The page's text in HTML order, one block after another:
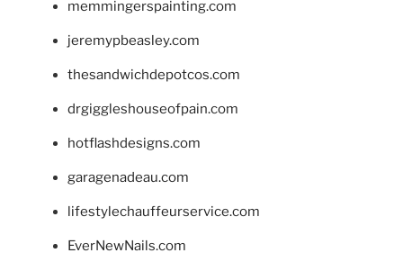
memmingerspainting.com
jeremypbeasley.com
thesandwichdepotcos.com
drgiggleshouseofpain.com
hotflashdesigns.com
garagenadeau.com
lifestylechauffeurservice.com
EverNewNails.com